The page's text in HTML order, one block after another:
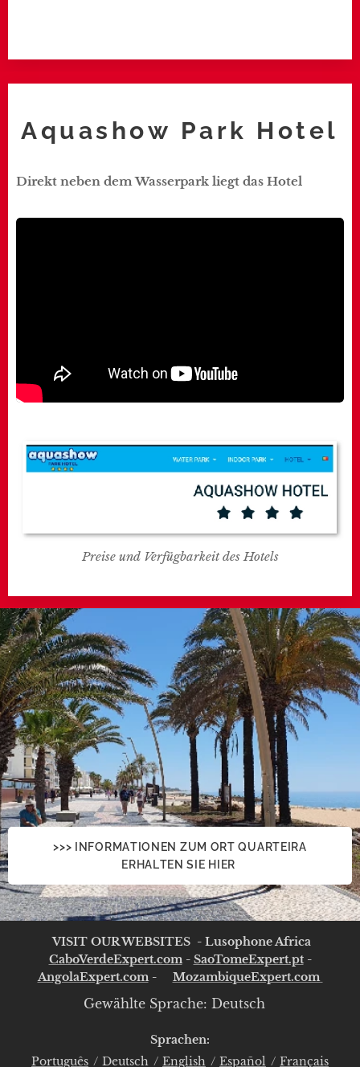
Aquashow Park Hotel
Direkt neben dem Wasserpark liegt das Hotel
Preise und Verfügbarkeit des Hotels
.
>>> INFORMATIONEN ZUM ORT QUARTEIRA
ERHALTEN SIE HIER
VISIT OUR WEBSITES - Lusophone Africa
CaboVerdeExpert.com- SaoTomeExpert.pt-
AngolaExpert.com- MozambiqueExpert.com
Gewählte Sprache: Deutsch
Sprachen
Português
Deutsch English Español Français